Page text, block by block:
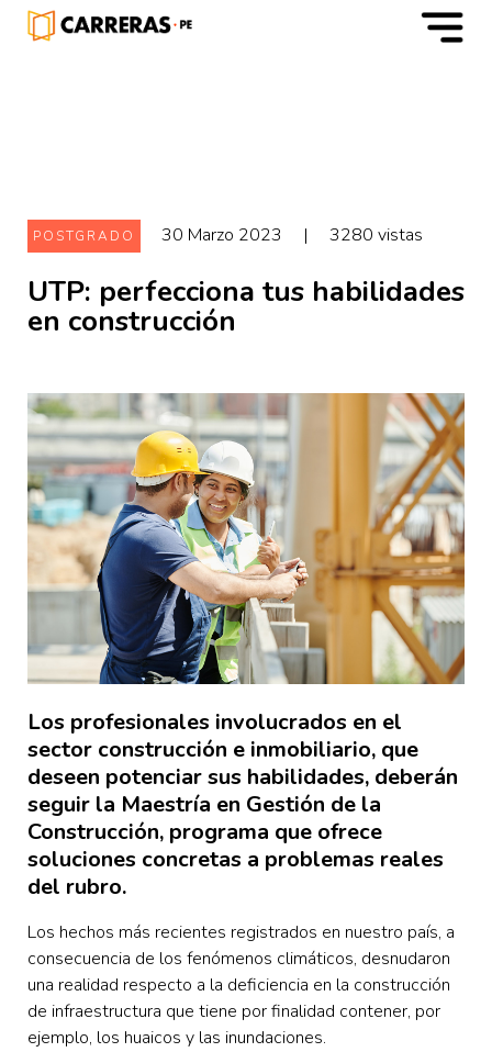
m
POSTGRADO 30 Marzo 2023 | 3280 vistas
UTP: perfecciona tus habilidades
en construcción
Los profesionales involucrados en el
sector construcción e inmobiliario, que
deseen potenciar sus habilidades, deberán
seguir la Maestría en Gestión de la
Construcción, programa que ofrece
soluciones concretas a problemas reales
del rubro.
Los hechos más recientes registrados en nuestro país, a
consecuencia de los fenómenos climáticos, desnudaron
una realidad respecto a la deficiencia en la construcción
de infraestructura que tiene por finalidad contener, por
ejemplo, los huaicos y las inundaciones.